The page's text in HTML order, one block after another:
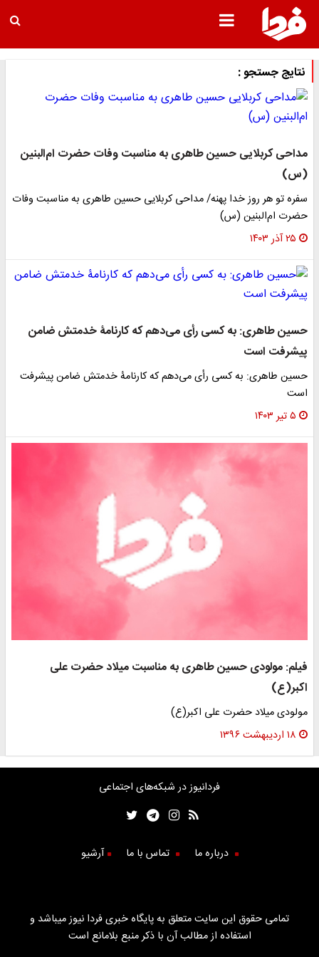
نتایج جستجو :
مداحی کربلایی حسین طاهری به مناسبت وفات حضرت ام‌البنین
(س)
سفره‌ تو هر روز خدا پهنه/ مداحی کربلایی حسین طاهری به مناسبت وفات
حضرت ام‌البنین (س)
۲۵ آذر ۱۴۰۳
حسین طاهری: به کسی رأی می‌دهم که کارنامۀ خدمتش ضامن
پیشرفت است
حسین طاهری: به کسی رأی می‌دهم که کارنامۀ خدمتش ضامن پیشرفت
است
۵ تیر ۱۴۰۳
فیلم: مولودی حسین طاهری به مناسبت میلاد حضرت علی
اکبر(ع)
مولودی میلاد حضرت علی اکبر(ع)
۱۸ اردیبهشت ۱۳۹۶
فردانیوز در شبکه‌های اجتماعی
درباره ما تماس با ما آرشیو
تمامی حقوق این سایت متعلق به پایگاه خبری فردا نیوز میباشد و
استفاده از مطالب آن با ذکر منبع بلامانع است